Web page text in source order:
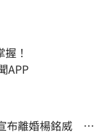
！
星聞APP
布離婚楊銘威 共